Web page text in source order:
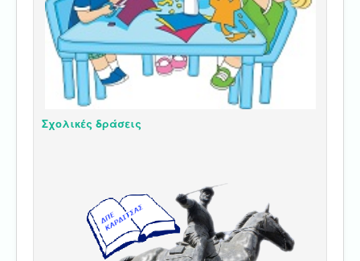
Σχολικές δράσεις